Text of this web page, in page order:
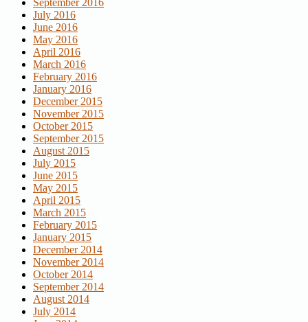
September 2016
July 2016
June 2016
May 2016
April 2016
March 2016
February 2016
January 2016
December 2015
November 2015
October 2015
September 2015
August 2015
July 2015
June 2015
May 2015
April 2015
March 2015
February 2015
January 2015
December 2014
November 2014
October 2014
September 2014
August 2014
July 2014